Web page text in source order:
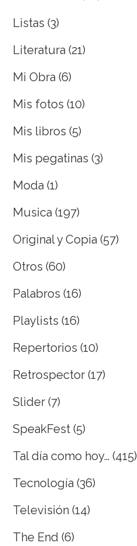
Listas (3)
Literatura (21)
Mi Obra (6)
Mis fotos (10)
Mis libros (5)
Mis pegatinas (3)
Moda (1)
Musica (197)
Original y Copia (57)
Otros (60)
Palabros (16)
Playlists (16)
Repertorios (10)
Retrospector (17)
Slider (7)
SpeakFest (5)
Tal día como hoy… (415)
Tecnología (36)
Televisión (14)
The End (6)